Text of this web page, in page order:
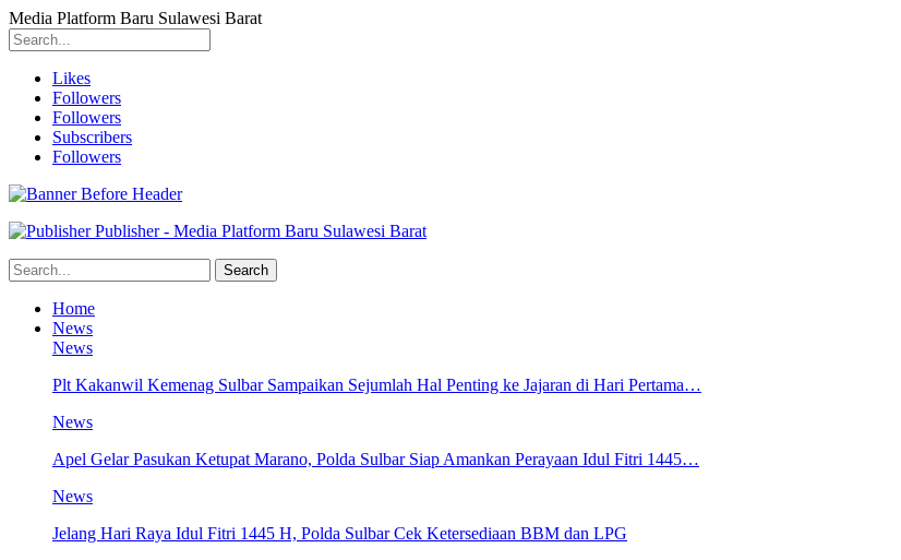
Media Platform Baru Sulawesi Barat
Likes
Followers
Followers
Subscribers
Followers
Publisher - Media Platform Baru Sulawesi Barat
Home
News
News
Plt Kakanwil Kemenag Sulbar Sampaikan Sejumlah Hal Penting ke Jajaran di Hari Pertama…
News
Apel Gelar Pasukan Ketupat Marano, Polda Sulbar Siap Amankan Perayaan Idul Fitri 1445…
News
Jelang Hari Raya Idul Fitri 1445 H, Polda Sulbar Cek Ketersediaan BBM dan LPG